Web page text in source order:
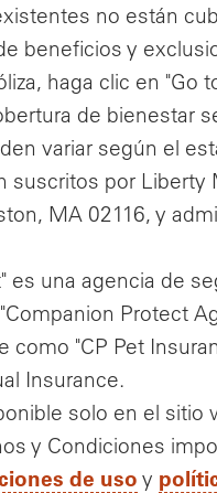
no están
beneficios y
haga clic en "Go
de bienestar
variar según el
suscritos por Liberty
MA 02116, y
es una agencia de
Protect
como "CP Pet
Insurance.
solo en el sitio
y Condiciones
de uso y